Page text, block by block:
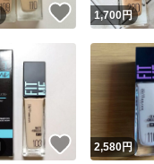
いいね！
1,700円
いいね！
2,580円